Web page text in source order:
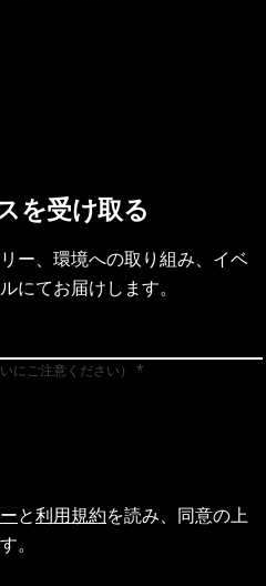
を受け取る
ー、環境への取り組み、イベ
にてお届けします。
にご注意ください）
と利用規約を読み、同意の上
。